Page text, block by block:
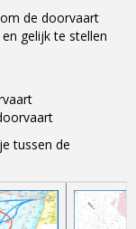
de doorvaart
gelijk te stellen
tussen de